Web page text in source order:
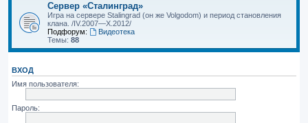
Сервер «Сталинград»
Игра на сервере Stalingrad (он же Volgodom) и период становления
клана. /IV.2007—X.2012/
Подфорум:
Видеотека
Темы: 88
ВХОД
Имя пользователя:
Пароль: